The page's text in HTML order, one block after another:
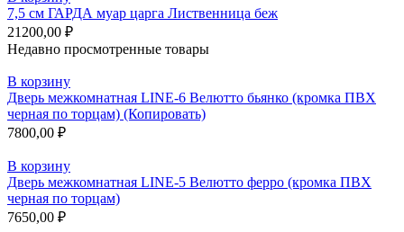
7,5 см ГАРДА муар царга Лиственница беж
21200,00 ₽
Недавно просмотренные товары
В корзину
Дверь межкомнатная LINE-6 Велютто бьянко (кромка ПВХ
черная по торцам) (Копировать)
7800,00 ₽
В корзину
Дверь межкомнатная LINE-5 Велютто ферро (кромка ПВХ
черная по торцам)
7650,00 ₽